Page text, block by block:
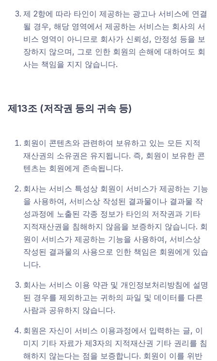
제 2항에 따라 타인이 제공하는 광고나 서비스에 연결
될 경우, 해당 영역에서 제공하는 서비스는 회사의 서
비스 영역이 아니므로 회사가 신뢰성, 안정성 등을 보
장하지 않으며, 그로 인한 회원의 손해에 대하여도 회
사는 책임을 지지 않습니다.
제13조 (저작권 등의 귀속 등)
회원이 콘텐츠와 관련하여 보유하고 있는 모든 지적
재산권의 소유권은 유지됩니다. 즉, 회원이 보유한 콘
텐츠는 회원에게 존속됩니다.
회사는 서비스 특성상 회원이 서비스가 제공하는 기능
을 사용하여, 서비스상 작성된 결과물이나 결과물 작
성과정에 노출된 각종 정보가 타인의 저작권과 기타
지적재산권을 침해하지 않음을 보증하지 않습니다. 회
원이 서비스가 제공하는 기능을 사용하여, 서비스상
작성된 결과물의 사용으로 인한 책임은 회원에게 있습
니다.
회사는 서비스 이용 약관 및 개인정보처리방침에 설명
된 경우를 제외하고는 귀하의 파일 및 데이터를 다른
사람과 공유하지 않습니다.
회원은 자신이 서비스 이용과정에서 입력하는 글, 이
미지 기타 자료가 제3자의 지적재산권 기타 권리를 침
해하지 않는다는 점을 보증합니다. 회원이 이를 위반